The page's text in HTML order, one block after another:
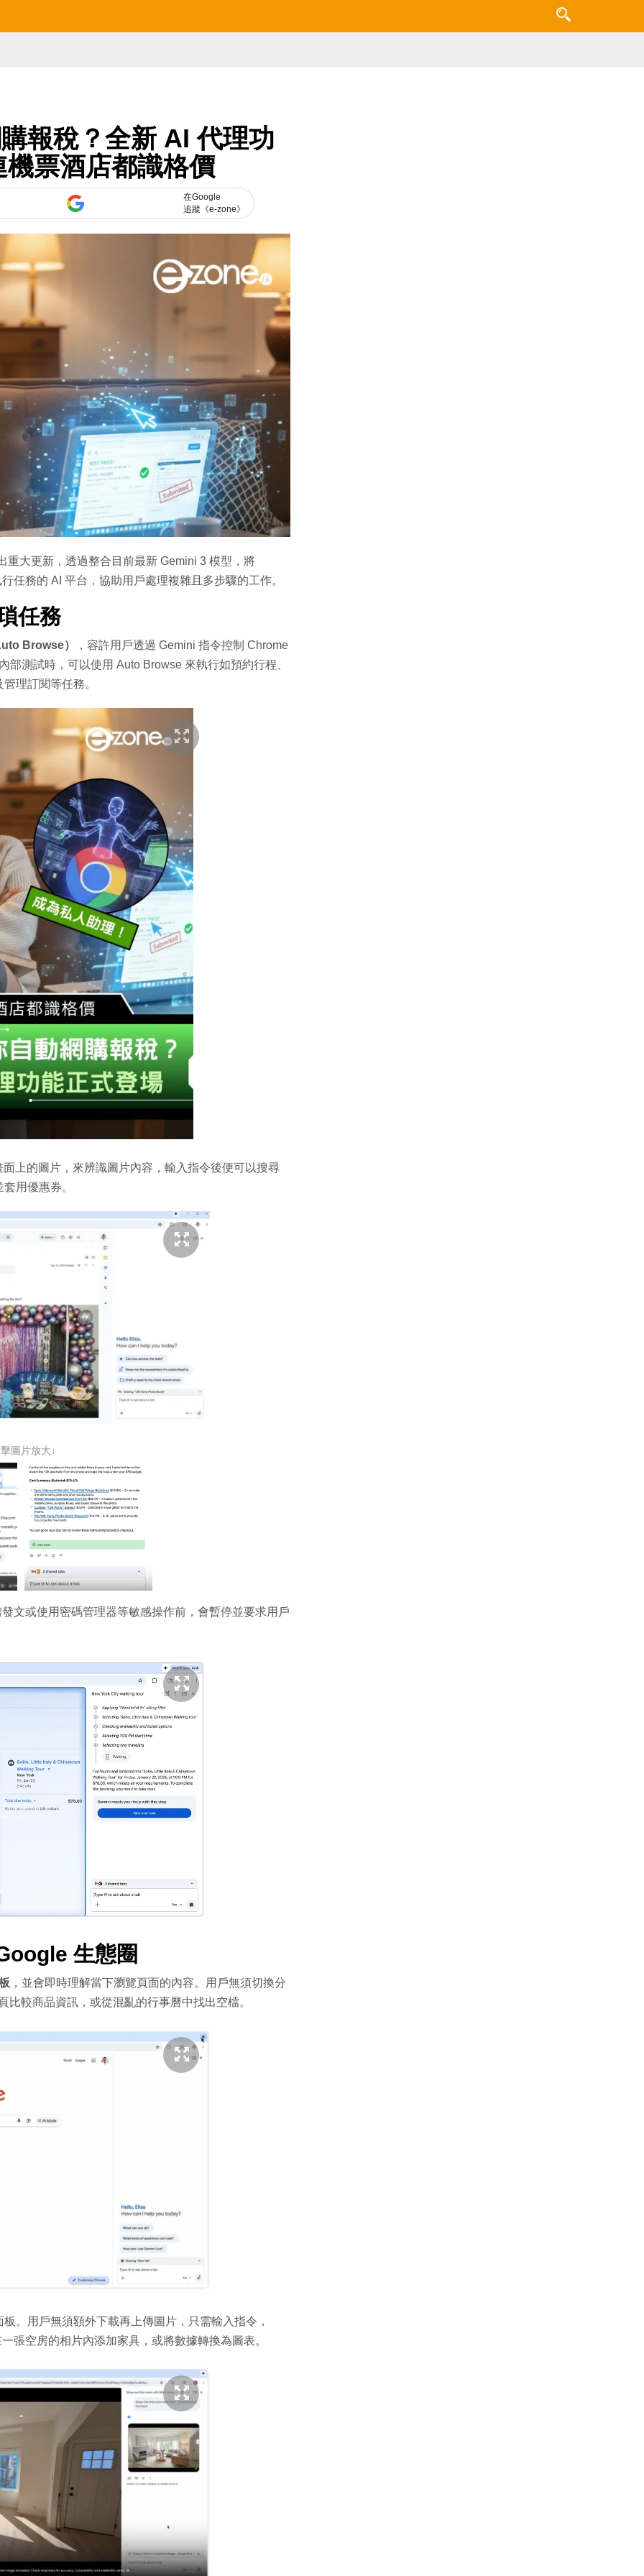
報稅？全新 AI 代理功
票酒店都識格價
在Google
追蹤《e-zone》
大更新，透過整合目前最新 Gemini 3 模型，將
任務的 AI 平台，協助用戶處理複雜且多步驟的工作。
任務
Browse）
，容許用戶透過 Gemini 指令控制 Chrome
測試時，可以使用 Auto Browse 來執行如預約行程、
理訂閱等任務。
上的圖片，來辨識圖片內容，輸入指令後便可以搜尋
用優惠券。
圖片放大↓
文或使用密碼管理器等敏感操作前，會暫停並要求用戶
生態圈
，並會即時理解當下瀏覽頁面的內容。用戶無須切換分
較商品資訊，或從混亂的行事曆中找出空檔。
。用戶無須額外下載再上傳圖片，只需輸入指令，
張空房的相片內添加家具，或將數據轉換為圖表。